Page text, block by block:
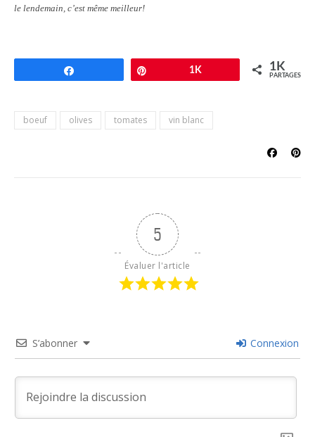
le lendemain, c’est même meilleur!
1K 1K
PARTAGES
boeuf olives tomates vin blanc
5
Évaluer l'article
S’abonner Connexion